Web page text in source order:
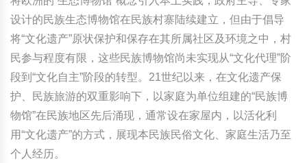
设计的民族生态博物馆在民族村寨陆续建立，但由于倡导
将“文化遗产”原状保护和保存在其所属社区及环境之中，村
民参与程度有限，这些民族博物馆尚未实现从“文化代理”阶
段到“文化自主”阶段的转型。21世纪以来，在文化遗产保
护、民族旅游的双重影响下，以家庭为单位组建的“民族博
物馆”在民族地区先后涌现，通常设在家屋内，以活化利
用“文化遗产”的方式，展现本民族民俗文化、家庭生活乃至
个人经历。